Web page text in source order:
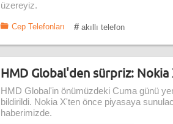
üzereyiz.
Cep Telefonları # akıllı telefon
HMD Global'den sürpriz: Nokia
HMD Global'in önümüzdeki Cuma günü
bildirildi. Nokia X'ten önce piyasaya
haberimizde.